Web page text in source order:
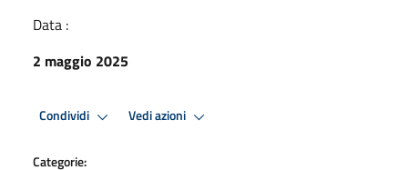
Data :
2 maggio 2025
Condividi Vedi azioni
Categorie: